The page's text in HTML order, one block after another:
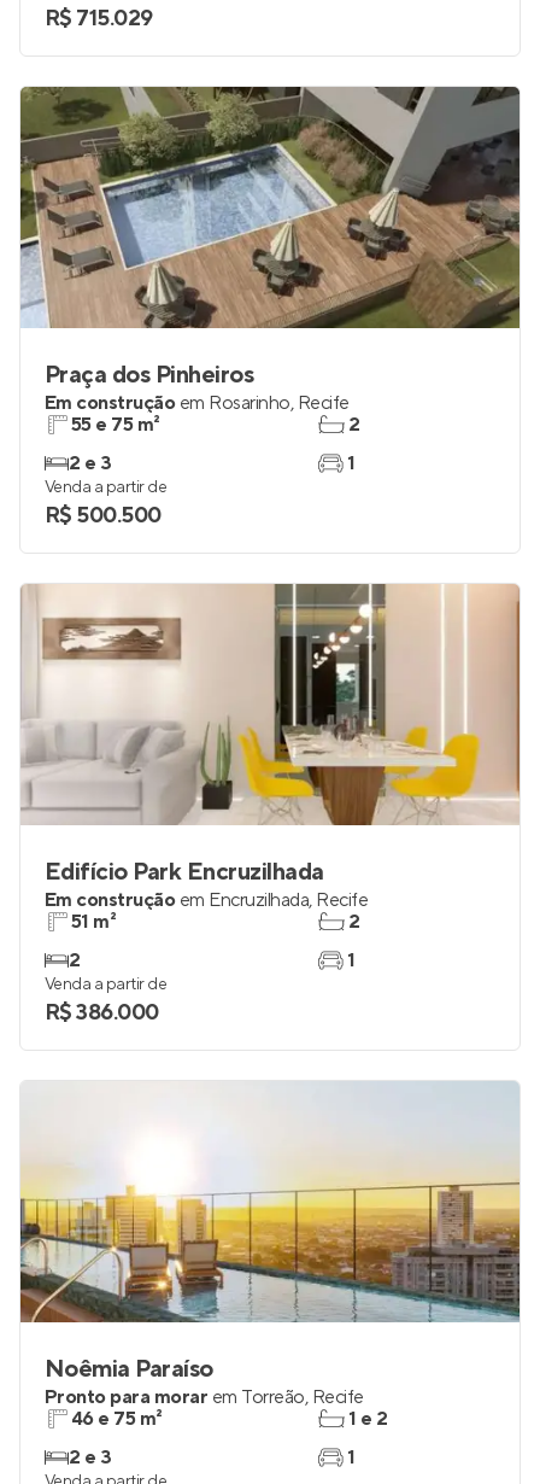
R$ 715.029
Praça dos Pinheiros
Em construção em Rosarinho, Recife
55 e 75 m²
2 e 3
2
1
Venda a partir de
R$ 500.500
Edifício Park Encruzilhada
Em construção em Encruzilhada, Recife
51 m²
2
2
1
Venda a partir de
R$ 386.000
Noêmia Paraíso
Pronto para morar em Torreão, Recife
46 e 75 m²
2 e 3
1 e 2
1